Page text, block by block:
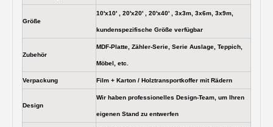
Größe
10'x10' , 20'x20' , 20'x40' , 3x3m, 3x6m, 3x9m,
kundenspezifische Größe verfügbar
Zubehör
MDF-Platte, Zähler-Serie, Serie Auslage, Teppich,
Möbel, etc.
Verpackung Film + Karton / Holztransportkoffer mit Rädern
Design
Wir haben professionelles Design-Team, um Ihren
eigenen Stand zu entwerfen